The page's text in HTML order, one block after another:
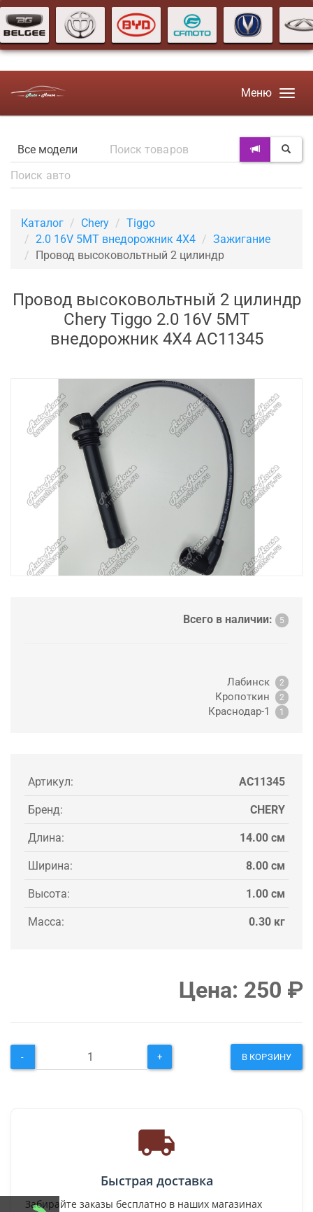
Меню
Каталог Chery
Tiggo
2.0 16V 5MT внедорожник 4X4
Зажигание
Провод высоковольтный 2 цилиндр
Провод высоковольтный 2 цилиндр
Chery Tiggo 2.0 16V 5MT
внедорожник 4X4 AC11345
Всего в наличии: 5
Лабинск 2
Кропоткин 2
Краснодар-1 1
Артикул: AC11345
Бренд: CHERY
Длина: 14.00 см
Ширина: 8.00 см
Высота: 1.00 см
Масса: 0.30 кг
Цена: 250 ₽
- + В КОРЗИНУ
Быстрая доставка
Забирайте заказы бесплатно в наших магазинах